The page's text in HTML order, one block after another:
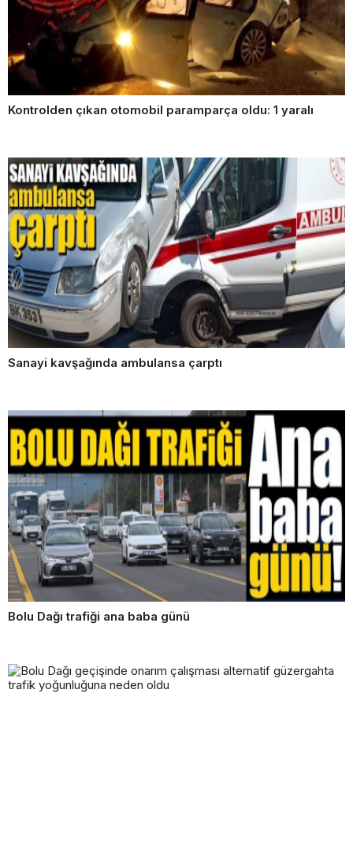
Kontrolden çıkan otomobil paramparça oldu: 1 yaralı
Sanayi kavşağında ambulansa çarptı
Bolu Dağı trafiği ana baba günü